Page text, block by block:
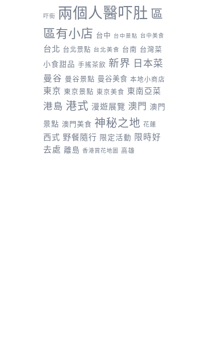
吓街 兩個人醫吓肚 區
區有小店 台中 台中景點 台中美食
台北 台北景點 台北美食 台南 台灣菜
小食甜品 手搖茶飲 新界 日本菜
曼谷 曼谷景點 曼谷美食 本地小商店
東京 東京景點 東京美食 東南亞菜
港島 港式 漫遊展覽 澳門 澳門
景點 澳門美食 神秘之地 花蓮
西式 野餐隨行 限定活動 限時好
去處 離島 香港賞花地圖 高雄